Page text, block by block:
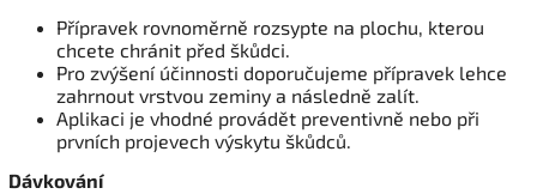
Přípravek rovnoměrně rozsypte na plochu, kterou
chcete chránit před škůdci.
Pro zvýšení účinnosti doporučujeme přípravek lehce
zahrnout vrstvou zeminy a následně zalít.
Aplikaci je vhodné provádět preventivně nebo při
prvních projevech výskytu škůdců.
Dávkování